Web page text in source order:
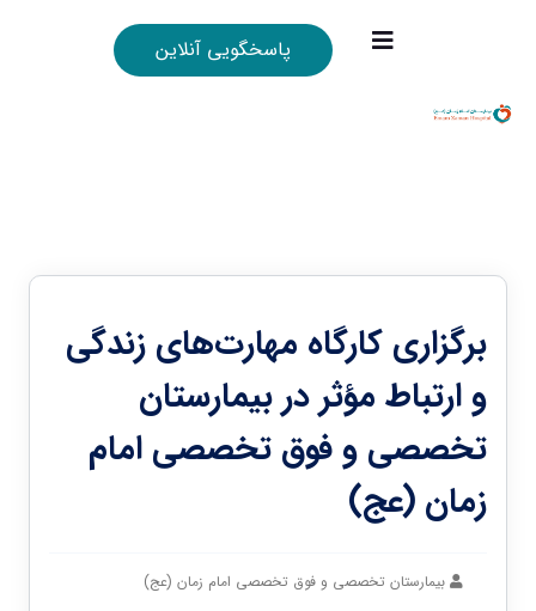
پاسخگویی آنلاین
برگزاری کارگاه مهارت‌های زندگی
و ارتباط مؤثر در بیمارستان
تخصصی و فوق تخصصی امام
زمان (عج)
بیمارستان تخصصی و فوق تخصصی امام زمان (عج)